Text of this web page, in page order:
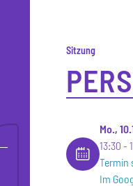
Sitzung
Mo.,
13:30
Termin
Im